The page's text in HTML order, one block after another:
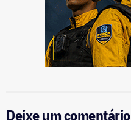
Deixe um comentário